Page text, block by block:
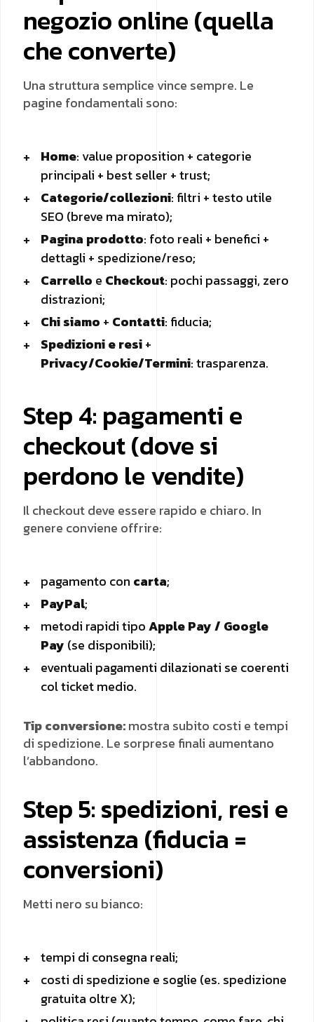
negozio online (quella
che converte)
Una struttura semplice vince sempre. Le
pagine fondamentali sono:
Home: value proposition + categorie
principali + best seller + trust;
Categorie/collezioni: filtri + testo utile
SEO (breve ma mirato);
Pagina prodotto: foto reali + benefici +
dettagli + spedizione/reso;
Carrello e Checkout: pochi passaggi, zero
distrazioni;
Chi siamo + Contatti: fiducia;
Spedizioni e resi+
Privacy/Cookie/Termini: trasparenza.
Step 4: pagamenti e
checkout (dove si
perdono le vendite)
Il checkout deve essere rapido e chiaro. In
genere conviene offrire:
pagamento con carta;
PayPal;
metodi rapidi tipoApple Pay / Google
Pay (se disponibili);
eventuali pagamenti dilazionati se coerenti
col ticket medio.
Tip conversione:mostra subito costi e tempi
di spedizione. Le sorprese finali aumentano
l’abbandono.
Step 5: spedizioni, resi e
assistenza (fiducia =
conversioni)
Metti nero su bianco:
tempi di consegna reali;
costi di spedizione e soglie (es. spedizione
gratuita oltre X);